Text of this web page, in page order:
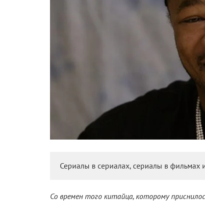
Сериалы в сериалах, сериалы в фильмах
Со времен того китайца, которому